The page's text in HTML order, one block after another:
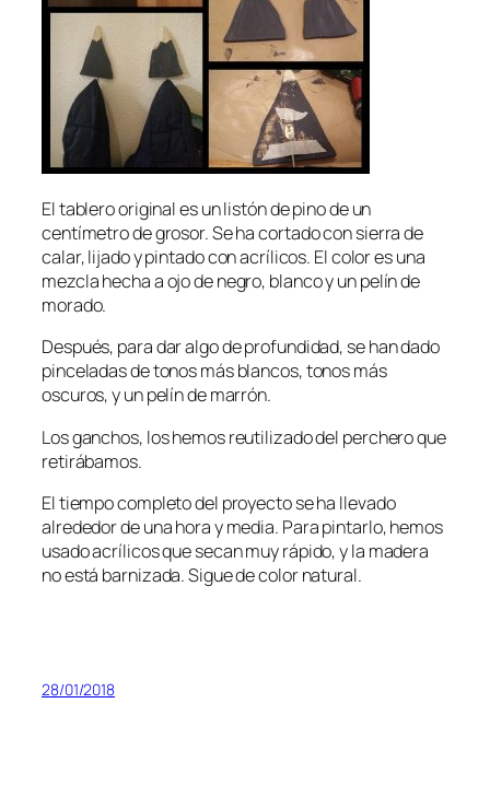
El tablero original es un listón de pino de un
centímetro de grosor. Se ha cortado con sierra de
calar, lijado y pintado con acrílicos. El color es una
mezcla hecha a ojo de negro, blanco y un pelín de
morado.
Después, para dar algo de profundidad, se han dado
pinceladas de tonos más blancos, tonos más
oscuros, y un pelín de marrón.
Los ganchos, los hemos reutilizado del perchero que
retirábamos.
El tiempo completo del proyecto se ha llevado
alrededor de una hora y media. Para pintarlo, hemos
usado acrílicos que secan muy rápido, y la madera
no está barnizada. Sigue de color natural.
28/01/2018